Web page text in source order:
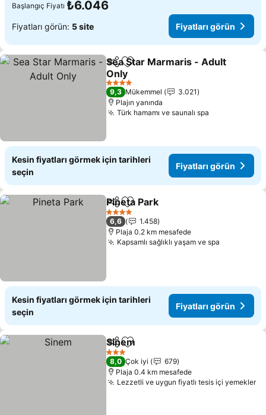
Başlangıç Fiyatı ₺6.046
Fiyatları görün: 5 site Fiyatları görün
PaylaşFavorilerime ekle
Sea Star Marmaris - Adult
Only
Fiyatları görün
4 Yıldız
9,3 Mükemmel
3.021
Plajın yanında
Türk hamamı ve saunalı spa
Kesin fiyatları görmek için tarihleri
seçin
Fiyatları görün
PaylaşFavorilerime ekle
Pineta Park
4 Yıldız
6,6
1.458
Plaja 0.2 km mesafede
Kapsamlı sağlıklı yaşam ve spa
Kesin fiyatları görmek için tarihleri
seçin
Fiyatları görün
PaylaşFavorilerime ekle
Sinem
3 Yıldız
8,0 Çok iyi
679
Plaja 0.4 km mesafede
Lezzetli ve uygun fiyatlı tesis içi yemekler